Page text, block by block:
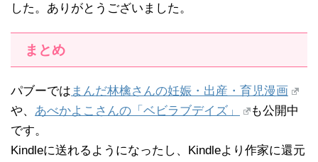
した。ありがとうございました。
まとめ
パブーでは まんだ林檎さんの妊娠・出産・育児漫画
や、 あべかよこさんの「ベビラブデイズ」
も公開中
です。
Kindleに送れるようになったし、Kindleより作家に還元